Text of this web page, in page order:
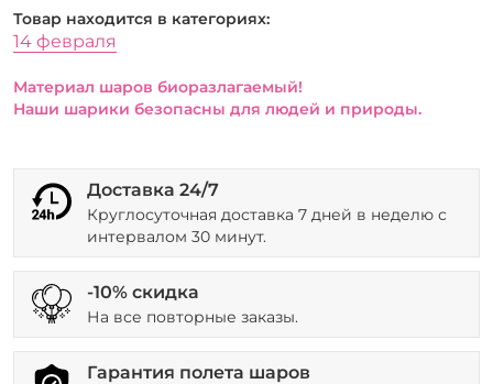
Товар находится в категориях:
14 февраля
Материал шаров биоразлагаемый!
Наши шарики безопасны для людей и природы.
Доставка 24/7
Круглосуточная доставка 7 дней в неделю с
интервалом 30 минут.
-10% скидка
На все повторные заказы.
Гарантия полета шаров